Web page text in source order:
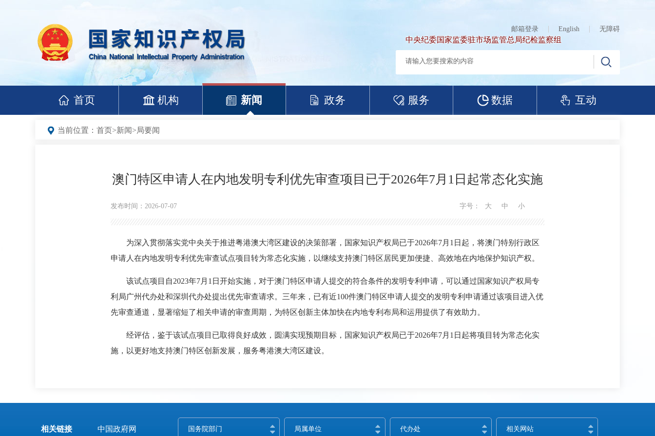
邮箱登录 English 无障碍
中央纪委国家监委驻市场监管总局纪检监察组
首页 机构 新闻 政务 服务 数据 互动
当前位置： 首页>新闻>局要闻
澳门特区申请人在内地发明专利优先审查项目已于2026年7月1日起常态化实施
发布时间：2026-07-07 字号： 大 中 小
为深入贯彻落实党中央关于推进粤港澳大湾区建设的决策部署，国家知识产权局已于2026年7月1日起，将澳门特别行政区
申请人在内地发明专利优先审查试点项目转为常态化实施，以继续支持澳门特区居民更加便捷、高效地在内地保护知识产权。
该试点项目自2023年7月1日开始实施，对于澳门特区申请人提交的符合条件的发明专利申请，可以通过国家知识产权局专
利局广州代办处和深圳代办处提出优先审查请求。三年来，已有近100件澳门特区申请人提交的发明专利申请通过该项目进入优
先审查通道，显著缩短了相关申请的审查周期，为特区创新主体加快在内地专利布局和运用提供了有效助力。
经评估，鉴于该试点项目已取得良好成效，圆满实现预期目标，国家知识产权局已于2026年7月1日起将项目转为常态化实
施，以更好地支持澳门特区创新发展，服务粤港澳大湾区建设。
相关链接 中国政府网 国务院部门 局属单位 代办处 相关网站